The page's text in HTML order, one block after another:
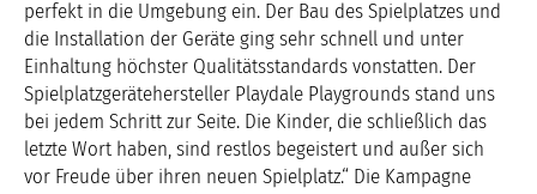
perfekt in die Umgebung ein. Der Bau des Spielplatzes und
die Installation der Geräte ging sehr schnell und unter
Einhaltung höchster Qualitätsstandards vonstatten. Der
Spielplatzgerätehersteller Playdale Playgrounds stand uns
bei jedem Schritt zur Seite. Die Kinder, die schließlich das
letzte Wort haben, sind restlos begeistert und außer sich
vor Freude über ihren neuen Spielplatz.“ Die Kampagne